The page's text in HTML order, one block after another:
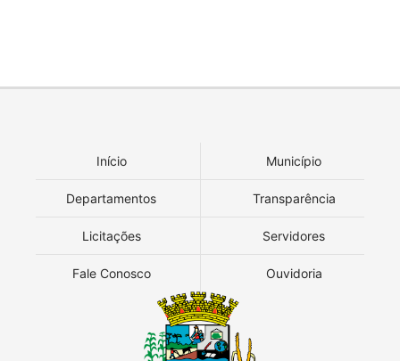
Início Município
Departamentos Transparência
Licitações Servidores
Fale Conosco Ouvidoria